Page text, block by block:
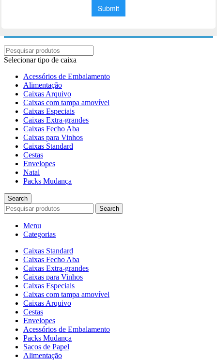
Selecionar tipo de caixa
Acessórios de Embalamento
Alimentação
Caixas Arquivo
Caixas com tampa amovível
Caixas Especiais
Caixas Extra-grandes
Caixas Fecho Aba
Caixas para Vinhos
Caixas Standard
Cestas
Envelopes
Natal
Packs Mudança
Search
Search
Menu
Categorias
Caixas Standard
Caixas Fecho Aba
Caixas Extra-grandes
Caixas para Vinhos
Caixas Especiais
Caixas com tampa amovível
Caixas Arquivo
Cestas
Envelopes
Acessórios de Embalamento
Packs Mudança
Sacos de Papel
Alimentação